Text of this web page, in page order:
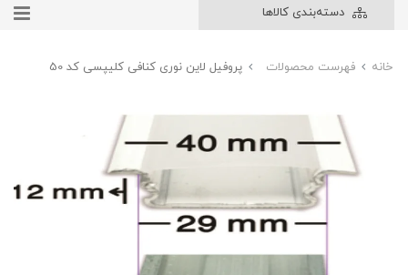
دسته‌بندی کالاها
خانه فهرست محصولات پروفیل لاین نوری کنافی کلیپسی کد 50